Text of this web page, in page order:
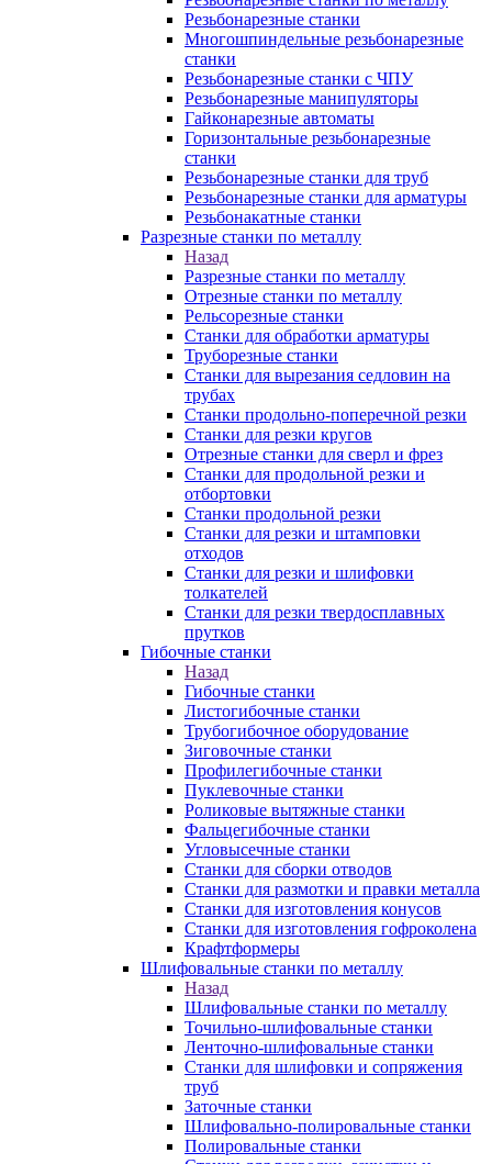
Резьбонарезные станки
Многошпиндельные резьбонарезные
станки
Резьбонарезные станки с ЧПУ
Резьбонарезные манипуляторы
Гайконарезные автоматы
Горизонтальные резьбонарезные
станки
Резьбонарезные станки для труб
Резьбонарезные станки для арматуры
Резьбонакатные станки
Разрезные станки по металлу
Назад
Разрезные станки по металлу
Отрезные станки по металлу
Рельсорезные станки
Станки для обработки арматуры
Труборезные станки
Станки для вырезания седловин на
трубаx
Станки продольно-поперечной резки
Станки для резки кругов
Отрезные станки для сверл и фрез
Станки для продольной резки и
отбортовки
Станки продольной резки
Станки для резки и штамповки
отходов
Станки для резки и шлифовки
толкателей
Станки для резки твердосплавных
прутков
Гибочные станки
Назад
Гибочные станки
Листогибочные станки
Трубогибочное оборудование
Зиговочные станки
Профилегибочные станки
Пуклевочные станки
Роликовые вытяжные станки
Фальцегибочные станки
Угловысечные станки
Станки для сборки отводов
Станки для размотки и правки металла
Станки для изготовления конусов
Станки для изготовления гофроколена
Крафтформеры
Шлифовальные станки по металлу
Назад
Шлифовальные станки по металлу
Точильно-шлифовальные станки
Ленточно-шлифовальные станки
Станки для шлифовки и сопряжения
труб
Заточные станки
Шлифовально-полировальные станки
Полировальные станки